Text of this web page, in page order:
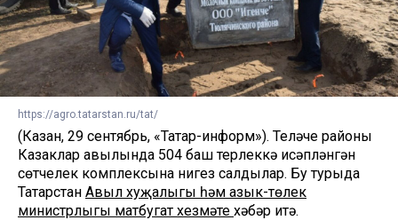
https://agro.tatarstan.ru/tat/
(Казан, 29 сентябрь, «Татар-информ»). Теләче районы
Казаклар авылында 504 баш терлеккә исәпләнгән
сөтчелек комплексына нигез салдылар. Бу турыда
Татарстан Авыл хуҗалыгы һәм азык-төлек
министрлыгы матбугат хезмәте хәбәр итә.